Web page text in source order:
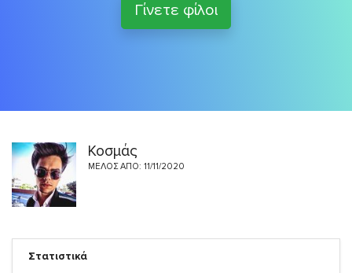
Γίνετε φίλοι
Κοσμάς
ΜΈΛΟΣ ΑΠΌ: 11/11/2020
Στατιστικά